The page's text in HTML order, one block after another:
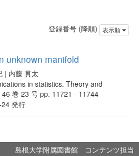
登録番号 (降順) 表示順
unknown manifold
| 内藤 貫太
in statistics. Theory and
46 巻 23 号 pp. 11721 - 11744
発行
島根大学附属図書館 コンテンツ担当